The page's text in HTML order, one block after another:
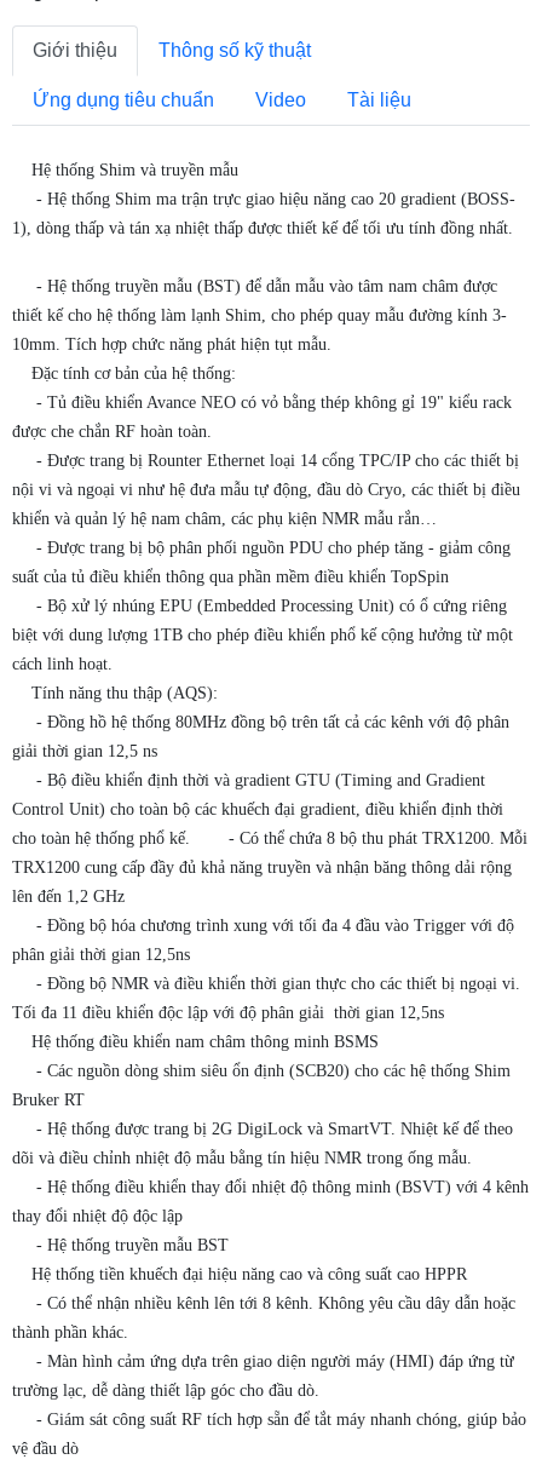
Giới thiệu Thông số kỹ thuật
Ứng dụng tiêu chuẩn Video Tài liệu
Hệ thống Shim và truyền mẫu
- Hệ thống Shim ma trận trực giao hiệu năng cao 20 gradient (BOSS-
1), dòng thấp và tán xạ nhiệt thấp được thiết kế để tối ưu tính đồng nhất.
- Hệ thống truyền mẫu (BST) để dẫn mẫu vào tâm nam châm được
thiết kế cho hệ thống làm lạnh Shim, cho phép quay mẫu đường kính 3-
10mm. Tích hợp chức năng phát hiện tụt mẫu.
Đặc tính cơ bản của hệ thống:
- Tủ điều khiển Avance NEO có vỏ bằng thép không gỉ 19" kiểu rack
được che chắn RF hoàn toàn.
- Được trang bị Rounter Ethernet loại 14 cổng TPC/IP cho các thiết bị
nội vi và ngoại vi như hệ đưa mẫu tự động, đầu dò Cryo, các thiết bị điều
khiển và quản lý hệ nam châm, các phụ kiện NMR mẫu rắn…
- Được trang bị bộ phân phối nguồn PDU cho phép tăng - giảm công
suất của tủ điều khiển thông qua phần mềm điều khiển TopSpin
- Bộ xử lý nhúng EPU (Embedded Processing Unit) có ổ cứng riêng
biệt với dung lượng 1TB cho phép điều khiển phổ kế cộng hưởng từ một
cách linh hoạt.
Tính năng thu thập (AQS):
- Đồng hồ hệ thống 80MHz đồng bộ trên tất cả các kênh với độ phân
giải thời gian 12,5 ns
- Bộ điều khiển định thời và gradient GTU (Timing and Gradient
Control Unit) cho toàn bộ các khuếch đại gradient, điều khiển định thời
cho toàn hệ thống phổ kế. - Có thể chứa 8 bộ thu phát TRX1200. Mỗi
TRX1200 cung cấp đầy đủ khả năng truyền và nhận băng thông dải rộng
lên đến 1,2 GHz
- Đồng bộ hóa chương trình xung với tối đa 4 đầu vào Trigger với độ
phân giải thời gian 12,5ns
- Đồng bộ NMR và điều khiển thời gian thực cho các thiết bị ngoại vi.
Tối đa 11 điều khiển độc lập với độ phân giải thời gian 12,5ns
Hệ thống điều khiển nam châm thông minh BSMS
- Các nguồn dòng shim siêu ổn định (SCB20) cho các hệ thống Shim
Bruker RT
- Hệ thống được trang bị 2G DigiLock và SmartVT. Nhiệt kế để theo
dõi và điều chỉnh nhiệt độ mẫu bằng tín hiệu NMR trong ống mẫu.
- Hệ thống điều khiển thay đổi nhiệt độ thông minh (BSVT) với 4 kênh
thay đổi nhiệt độ độc lập
- Hệ thống truyền mẫu BST
Hệ thống tiền khuếch đại hiệu năng cao và công suất cao HPPR
- Có thể nhận nhiều kênh lên tới 8 kênh. Không yêu cầu dây dẫn hoặc
thành phần khác.
- Màn hình cảm ứng dựa trên giao diện người máy (HMI) đáp ứng từ
trường lạc, dễ dàng thiết lập góc cho đầu dò.
- Giám sát công suất RF tích hợp sẵn để tắt máy nhanh chóng, giúp bảo
vệ đầu dò